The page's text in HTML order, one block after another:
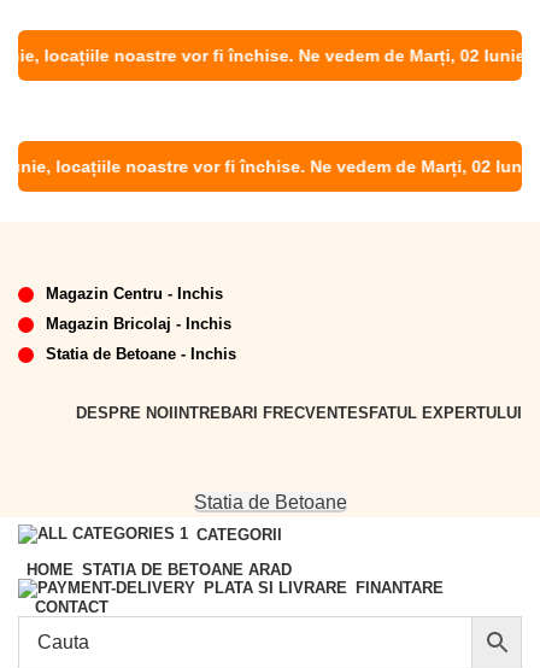
locațiile noastre vor fi închise. Ne vedem de Marți, 02 Iunie!
locațiile noastre vor fi închise. Ne vedem de Marți, 02 Iunie!
Magazin Centru - Inchis
Magazin Bricolaj - Inchis
Statia de Betoane - Inchis
DESPRE NOI INTREBARI FRECVENTESFATUL EXPERTULUI
Statia de Betoane
CATEGORII
HOME STATIA DE BETOANE ARAD
PLATA SI LIVRARE FINANTARE
CONTACT